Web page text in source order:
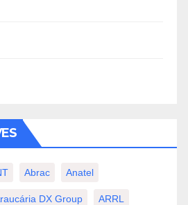
Abrac Anatel
DX Group ARRL